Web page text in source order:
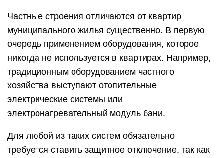
Частные строения отличаются от квартир
муниципального жилья существенно. В первую
очередь применением оборудования, которое
никогда не используется в квартирах. Например,
традиционным оборудованием частного
хозяйства выступают отопительные
электрические системы или
электронагревательный модуль бани.
Для любой из таких систем обязательно
требуется ставить защитное отключение, так как